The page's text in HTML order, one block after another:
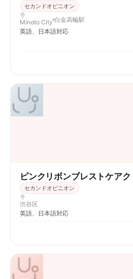
セカンドオピニオン
Minato City 白金高輪駅
英語、日本語対応
ピンクリボンブレストケア
セカンドオピニオン
渋谷区
英語、日本語対応